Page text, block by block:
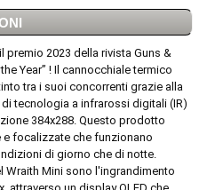
premio 2023 della rivista Guns &
Year” ! Il cannocchiale termico
tra i suoi concorrenti grazie alla
tecnologia a infrarossi digitali (IR)
384x288. Questo prodotto
focalizzate che funzionano
di giorno che di notte.
Wraith Mini sono l'ingrandimento